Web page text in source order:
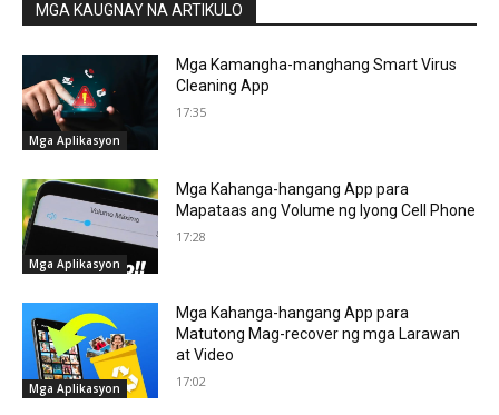
MGA KAUGNAY NA ARTIKULO
Mga Aplikasyon
Mga Kamangha-manghang Smart Virus
Cleaning App
17:35
Mga Aplikasyon
Mga Kahanga-hangang App para
Mapataas ang Volume ng Iyong Cell Phone
17:28
Mga Aplikasyon
Mga Kahanga-hangang App para
Matutong Mag-recover ng mga Larawan
at Video
17:02